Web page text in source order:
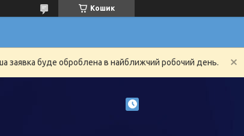
Кошик
заявка буде оброблена в найближчий робочий день.